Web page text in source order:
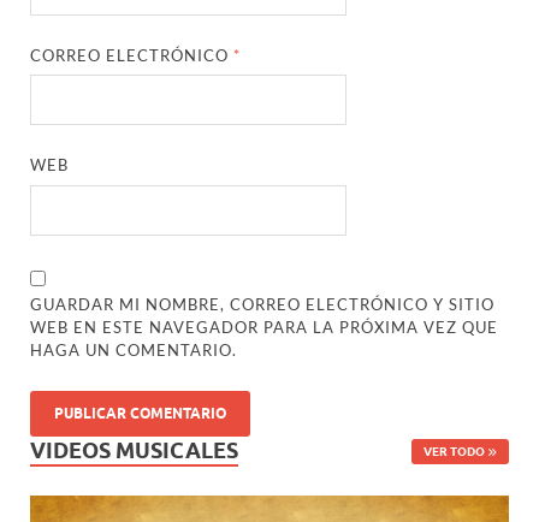
CORREO ELECTRÓNICO *
WEB
GUARDAR MI NOMBRE, CORREO ELECTRÓNICO Y SITIO
WEB EN ESTE NAVEGADOR PARA LA PRÓXIMA VEZ QUE
HAGA UN COMENTARIO.
VIDEOS MUSICALES VER TODO